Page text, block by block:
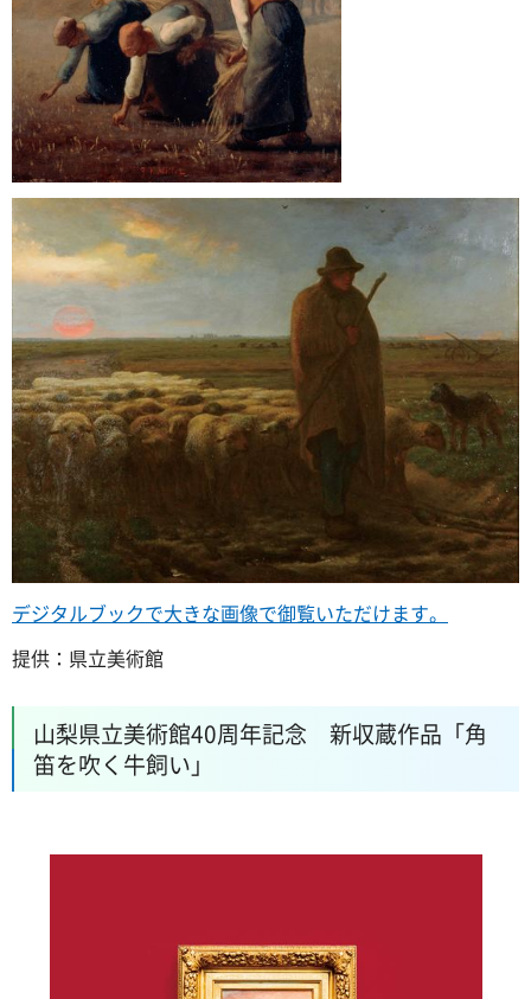
デジタルブックで大きな画像で御覧いただけます。
提供：県立美術館
山梨県立美術館40周年記念 新収蔵作品「角
笛を吹く牛飼い」